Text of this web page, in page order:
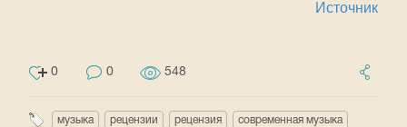
Источник
0 0 548
музыка рецензии рецензия современная музыка